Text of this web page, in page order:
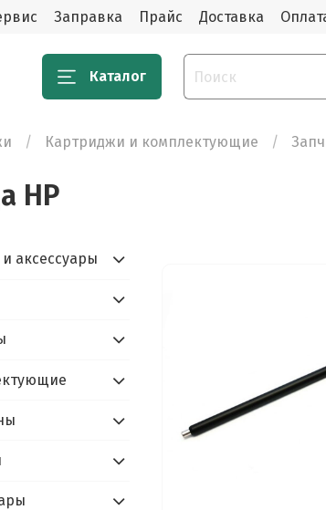
Заправка Прайс Доставка
Каталог
Картриджи и комплектующие
HP
аксессуары